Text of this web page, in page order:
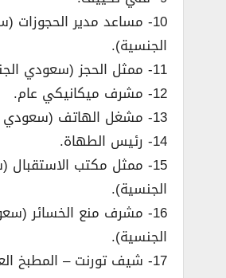
10- مساعد مدير الحجوزات
الجنسية).
11- ممثل الحجز (سعودي الجنسية).
12- مشرف ميكانيكي عام.
13- مشغل الهاتف (سعودي الجنسية).
14- رئيس الطهاة.
15- ممثل مكتب
الجنسية).
16- مشرف منع الخسائر
الجنسية).
17- شيف تورنت – المطبخ العربي.